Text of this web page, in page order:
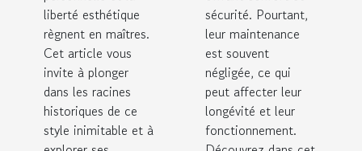
liberté esthétique
règnent en maîtres.
Cet article vous
invite à plonger
dans les racines
historiques de ce
style inimitable et à
sécurité. Pourtant,
leur maintenance
est souvent
négligée, ce qui
peut affecter leur
longévité et leur
fonctionnement.